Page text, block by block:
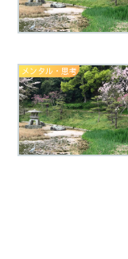
メンタル・思考